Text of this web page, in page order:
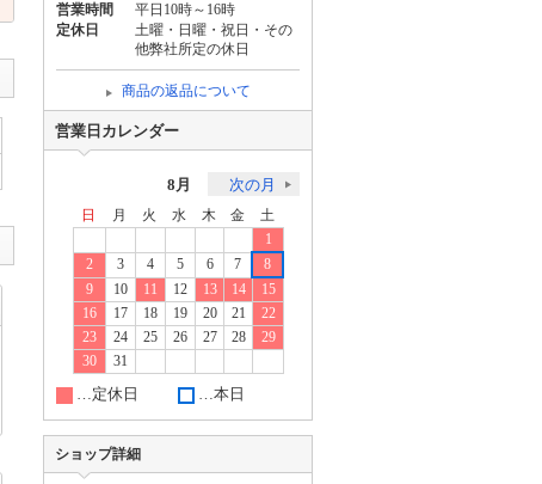
営業時間
平日10時～16時
定休日
土曜・日曜・祝日・その
他弊社所定の休日
商品の返品について
営業日カレンダー
8月 次の月
日 月 火 水 木 金
土
1
2
3 4 5 6 7
8
9
10 11 12 13 14
15
16
17 18 19 20 21
22
23
24 25 26 27 28
29
30
31
…定休日 …本日
ショップ詳細